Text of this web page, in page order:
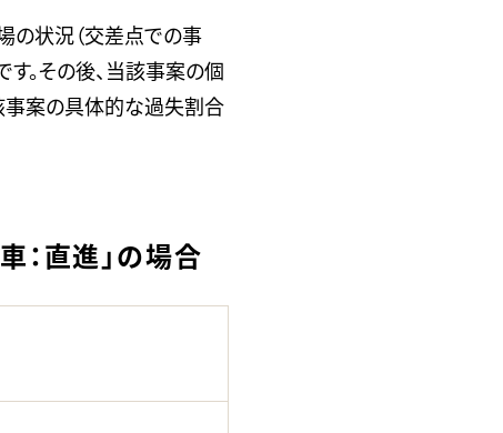
の状況（交差点での事
。その後、当該事案の個
事案の具体的な過失割合
：直進」の場合